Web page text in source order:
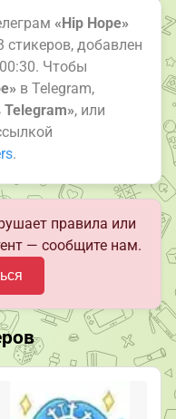
«Hip Hope»
стикеров, добавлен
Чтобы
в Telegram,
, или
.
правила или
— сообщите нам.